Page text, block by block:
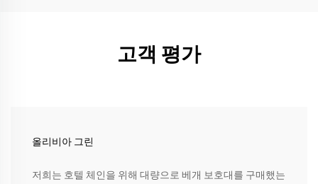
고객 평가
올리비아 그린
저희는 호텔 체인을 위해 대량으로 베개 보호대를 구매했는